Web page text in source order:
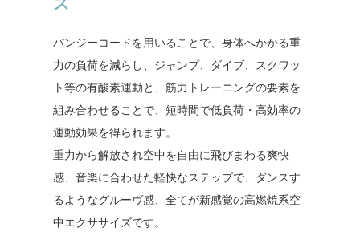
バンジーコードを用いることで、身体へかかる重
力の負荷を減らし、ジャンプ、ダイブ、スクワッ
ト等の有酸素運動と、筋力トレーニングの要素を
組み合わせることで、短時間で低負荷・高効率の
運動効果を得られます。
重力から解放され空中を自由に飛びまわる爽快
感、音楽に合わせた軽快なステップで、ダンスす
るようなグルーヴ感、全てが新感覚の高燃焼系空
中エクササイズです。